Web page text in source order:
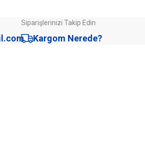
Siparişlerinizi Takip Edin
Kargom Nerede?